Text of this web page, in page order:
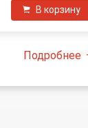
В корзину
Подробнее